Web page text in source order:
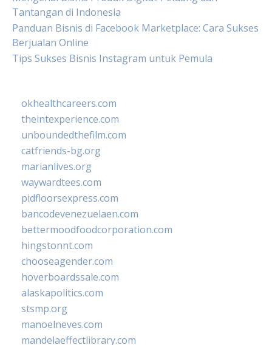
Tantangan di Indonesia
Panduan Bisnis di Facebook Marketplace: Cara Sukses
Berjualan Online
Tips Sukses Bisnis Instagram untuk Pemula
okhealthcareers.com
theintexperience.com
unboundedthefilm.com
catfriends-bg.org
marianlives.org
waywardtees.com
pidfloorsexpress.com
bancodevenezuelaen.com
bettermoodfoodcorporation.com
hingstonnt.com
chooseagender.com
hoverboardssale.com
alaskapolitics.com
stsmp.org
manoelneves.com
mandelaeffectlibrary.com